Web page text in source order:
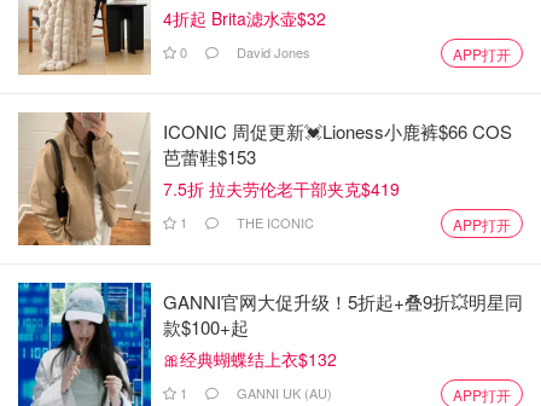
4折起 Brita滤水壶$32
0 David Jones APP打开
ICONIC 周促更新💓Lioness小鹿裤$66 COS
芭蕾鞋$153
7.5折 拉夫劳伦老干部夹克$419
1 THE ICONIC APP打开
GANNI官网大促升级！5折起+叠9折💥明星同
款$100+起
🎀经典蝴蝶结上衣$132
1 GANNI UK (AU) APP打开